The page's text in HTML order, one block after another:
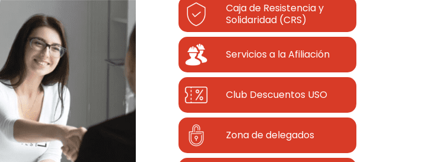
Caja de Resistencia y
Solidaridad (CRS)
Servicios a la Afiliación
Club Descuentos USO
Zona de delegados